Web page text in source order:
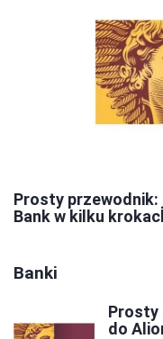
Prosty
Bank w kilku
Banki
Prosty
do